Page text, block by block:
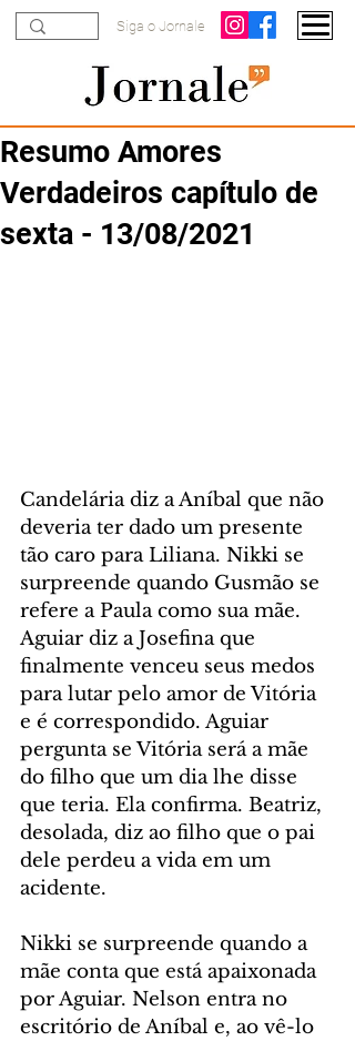
Siga o Jornale
Resumo Amores
Verdadeiros capítulo de
sexta - 13/08/2021
Candelária diz a Aníbal que não
deveria ter dado um presente
tão caro para Liliana. Nikki se
surpreende quando Gusmão se
refere a Paula como sua mãe.
Aguiar diz a Josefina que
finalmente venceu seus medos
para lutar pelo amor de Vitória
e é correspondido. Aguiar
pergunta se Vitória será a mãe
do filho que um dia lhe disse
que teria. Ela confirma. Beatriz,
desolada, diz ao filho que o pai
dele perdeu a vida em um
acidente.
Nikki se surpreende quando a
mãe conta que está apaixonada
por Aguiar. Nelson entra no
escritório de Aníbal e, ao vê-lo